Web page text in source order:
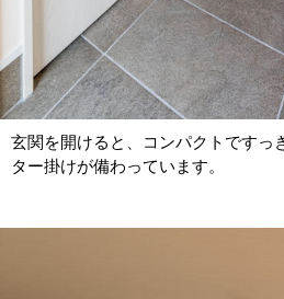
玄関を開けると、コンパクトですっ
ター掛けが備わっています。